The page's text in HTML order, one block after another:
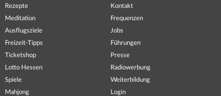
Rezepte
Meditation
Ausflugsziele
Freizeit-Tipps
Ticketshop
Lotto Hessen
Spiele
Mahjong
Kontakt
Frequenzen
Jobs
Führungen
Presse
Radiowerbung
Weiterbildung
Login